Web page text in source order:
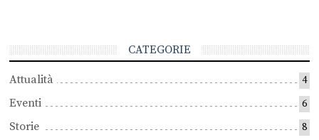
CATEGORIE
Attualità 4
Eventi 6
Storie 8